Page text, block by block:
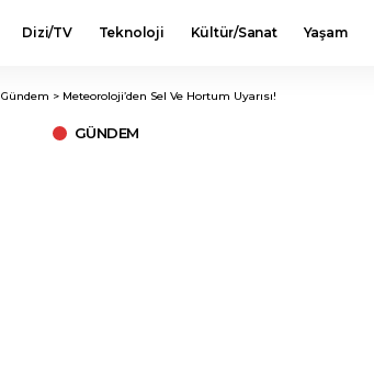
Dizi/TV Teknoloji Kültür/Sanat Yaşam
Gündem > Meteoroloji’den Sel Ve Hortum Uyarısı!
GÜNDEM